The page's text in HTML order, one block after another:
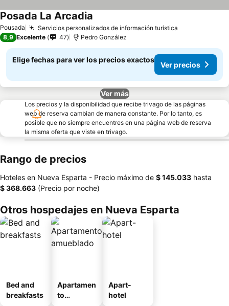
Pousada Servicios personalizados de información turística
Posada La Arcadia
8,9 Excelente 47 Pedro González
Elige fechas para ver los precios exactos
Ver precios
Ver más
Los precios y la disponibilidad que recibe trivago de las páginas
web de reserva cambian de manera constante. Por lo tanto, es
posible que no siempre encuentres en una página web de reserva
la misma oferta que viste en trivago.
Rango de precios
Hoteles en Nueva Esparta - Precio máximo de ‎$ 145.033 hasta
‎$ 368.663 (Precio por noche)
Otros hospedajes en Nueva Esparta
Bed and
breakfasts
Apartamen
to
Apart-
hotel